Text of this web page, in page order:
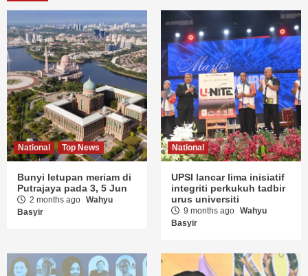
National Top News
Bunyi letupan meriam di
Putrajaya pada 3, 5 Jun
2 months ago Wahyu
Basyir
National
UPSI lancar lima inisiatif
integriti perkukuh tadbir
urus universiti
9 months ago Wahyu
Basyir